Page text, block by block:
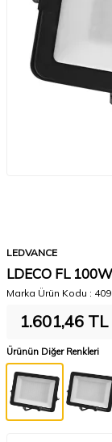
LEDVANCE
LDECO FL
Marka Ürün Kodu :
1.601,46 TL
Ürünün Diğer Renkleri